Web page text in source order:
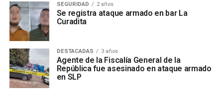
SEGURIDAD 2 años
Se registra ataque armado en bar La
Curadita
DESTACADAS 3 años
Agente de la Fiscalía General de la
República fue asesinado en ataque armado
en SLP